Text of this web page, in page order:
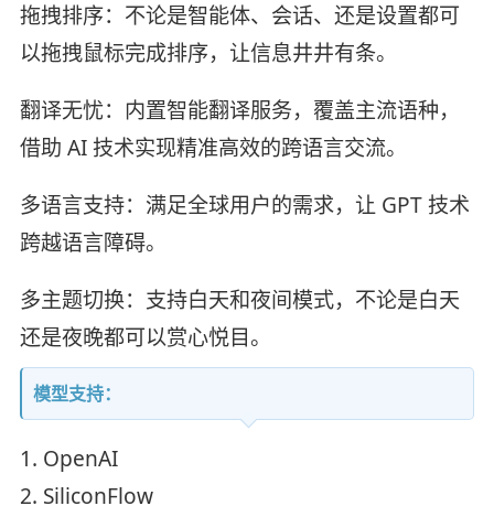
拖拽排序：不论是智能体、会话、还是设置都可
以拖拽鼠标完成排序，让信息井井有条。
翻译无忧：内置智能翻译服务，覆盖主流语种，
借助 AI 技术实现精准高效的跨语言交流。
多语言支持：满足全球用户的需求，让 GPT 技术
跨越语言障碍。
多主题切换：支持白天和夜间模式，不论是白天
还是夜晚都可以赏心悦目。
模型支持：
1. OpenAI
2. SiliconFlow